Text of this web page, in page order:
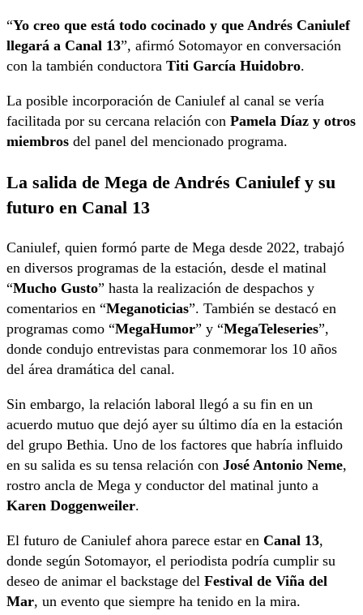
“Yo creo que está todo cocinado y que Andrés Caniulef
llegará a Canal 13”, afirmó Sotomayor en conversación
con la también conductora Titi García Huidobro.
La posible incorporación de Caniulef al canal se vería
facilitada por su cercana relación con Pamela Díaz y otros
miembros del panel del mencionado programa.
La salida de Mega de Andrés Caniulef y su
futuro en Canal 13
Caniulef, quien formó parte de Mega desde 2022, trabajó
en diversos programas de la estación, desde el matinal
“Mucho Gusto” hasta la realización de despachos y
comentarios en “Meganoticias”. También se destacó en
programas como “MegaHumor” y “MegaTeleseries”,
donde condujo entrevistas para conmemorar los 10 años
del área dramática del canal.
Sin embargo, la relación laboral llegó a su fin en un
acuerdo mutuo que dejó ayer su último día en la estación
del grupo Bethia. Uno de los factores que habría influido
en su salida es su tensa relación con José Antonio Neme,
rostro ancla de Mega y conductor del matinal junto a
Karen Doggenweiler.
El futuro de Caniulef ahora parece estar en Canal 13,
donde según Sotomayor, el periodista podría cumplir su
deseo de animar el backstage del Festival de Viña del
Mar, un evento que siempre ha tenido en la mira.